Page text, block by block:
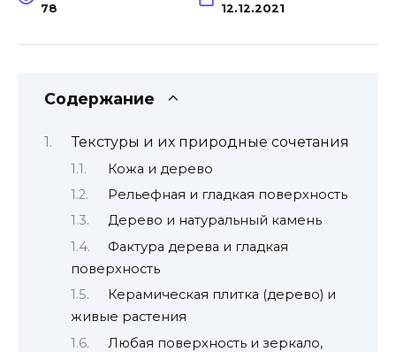
78 12.12.2021
Содержание
Текстуры и их природные сочетания
Кожа и дерево
Рельефная и гладкая поверхность
Дерево и натуральный камень
Фактура дерева и гладкая
поверхность
Керамическая плитка (дерево) и
живые растения
Любая поверхность и зеркало,